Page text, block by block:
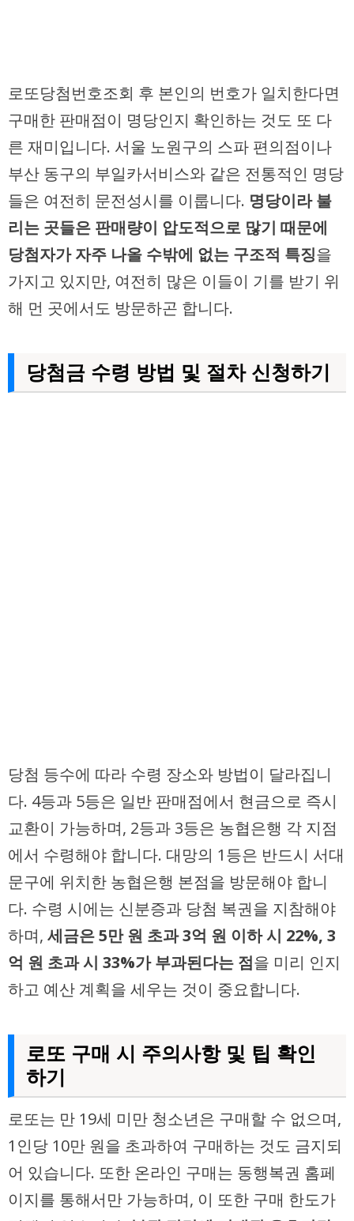
로또당첨번호조회 후 본인의 번호가 일치한다면
구매한 판매점이 명당인지 확인하는 것도 또 다
른 재미입니다. 서울 노원구의 스파 편의점이나
부산 동구의 부일카서비스와 같은 전통적인 명당
들은 여전히 문전성시를 이룹니다. 명당이라 불
리는 곳들은 판매량이 압도적으로 많기 때문에
당첨자가 자주 나올 수밖에 없는 구조적 특징을
가지고 있지만, 여전히 많은 이들이 기를 받기 위
해 먼 곳에서도 방문하곤 합니다.
당첨금 수령 방법 및 절차 신청하기
당첨 등수에 따라 수령 장소와 방법이 달라집니
다. 4등과 5등은 일반 판매점에서 현금으로 즉시
교환이 가능하며, 2등과 3등은 농협은행 각 지점
에서 수령해야 합니다. 대망의 1등은 반드시 서대
문구에 위치한 농협은행 본점을 방문해야 합니
다. 수령 시에는 신분증과 당첨 복권을 지참해야
하며, 세금은 5만 원 초과 3억 원 이하 시 22%, 3
억 원 초과 시 33%가 부과된다는 점을 미리 인지
하고 예산 계획을 세우는 것이 중요합니다.
로또 구매 시 주의사항 및 팁 확인
하기
로또는 만 19세 미만 청소년은 구매할 수 없으며,
1인당 10만 원을 초과하여 구매하는 것도 금지되
어 있습니다. 또한 온라인 구매는 동행복권 홈페
이지를 통해서만 가능하며, 이 또한 구매 한도가